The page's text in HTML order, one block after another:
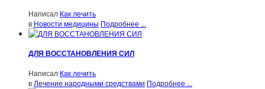
Написал Как лечить
в Новости медицины Подробнее ...
ДЛЯ ВОССТАНОВЛЕНИЯ СИЛ
Написал Как лечить
в Лечение народными средствами Подробнее ...